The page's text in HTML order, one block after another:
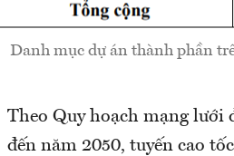
Danh mục dự án thành phần
Theo Quy hoạch mạng lưới
đến năm 2050, tuyến cao